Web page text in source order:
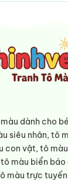
dành cho
siêu nhân, tô
con vật, tô
màu biển
màu trực